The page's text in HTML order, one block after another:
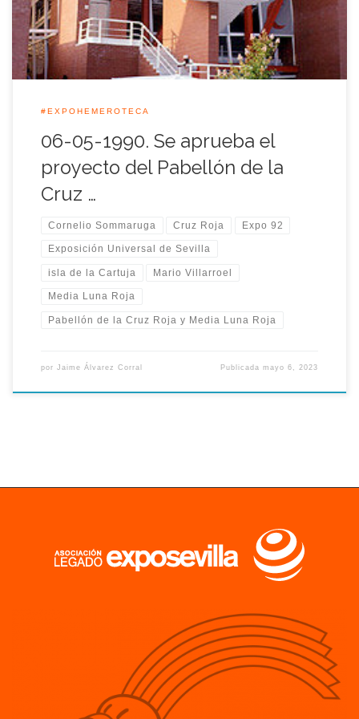
Universal de Sevilla. El comisario del pabellón del […]
#EXPOHEMEROTECA
06-05-1990. Se aprueba el
proyecto del Pabellón de la
Cruz …
Cornelio Sommaruga Cruz Roja Expo 92
Exposición Universal de Sevilla
isla de la Cartuja Mario Villarroel
Media Luna Roja
Pabellón de la Cruz Roja y Media Luna Roja
por Jaime Álvarez Corral Publicadamayo 6, 2023